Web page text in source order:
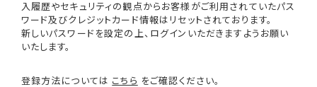
入履歴やセキュリティの観点からお客様がご利用されていたパス
ワード及びクレジットカード情報はリセットされております。
新しいパスワードを設定の上、ログインいただきますようお願い
いたします。
登録方法については こちら をご確認ください。